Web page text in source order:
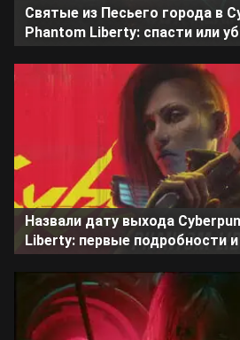
Святые из Песьего города в
Phantom Liberty: спасти или
Назвали дату выхода
Liberty: первые подробности